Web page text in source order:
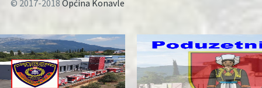
© 2017-2018 Općina Konavle